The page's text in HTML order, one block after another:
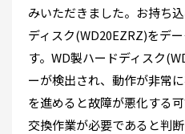
みいただきました。お持ち
ディスク(WD20EZRZ)をデ
す。WD製ハードディスク
ーが検出され、動作が非常
を進めると故障が悪化する
交換作業が必要であると判